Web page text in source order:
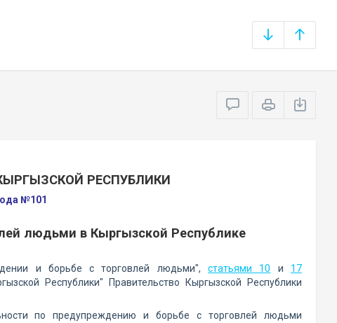
РЕСПУБЛИКИ
№101
людьми в Кыргызской Республике
и борьбе с торговлей людьми",статьями 10 и 17
Республики" Правительство Кыргызской Республики
по предупреждению и борьбе с торговлей людьми